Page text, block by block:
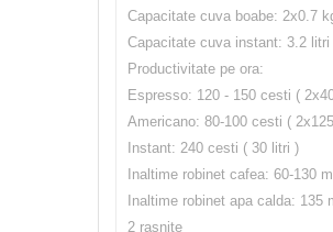
Capacitate cuva boabe: 2x0.7
Capacitate cuva instant: 3.2 litri
Productivitate pe ora:
Espresso: 120 - 150 cesti (
Americano: 80-100 cesti (
Instant: 240 cesti ( 30 litri )
Inaltime robinet cafea: 60-130
Inaltime robinet apa calda: 135
2 rasnite